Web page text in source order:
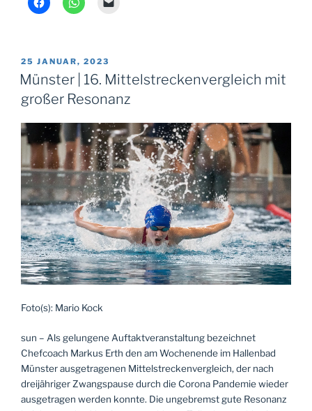
VERÖFFENTLICHT
AM
25 JANUAR, 2023
Münster | 16. Mittelstreckenvergleich mit
großer Resonanz
Foto(s): Mario Kock
sun – Als gelungene Auftaktveranstaltung bezeichnet
Chefcoach Markus Erth den am Wochenende im Hallenbad
Münster ausgetragenen Mittelstreckenvergleich, der nach
dreijähriger Zwangspause durch die Corona Pandemie wieder
ausgetragen werden konnte. Die ungebremst gute Resonanz